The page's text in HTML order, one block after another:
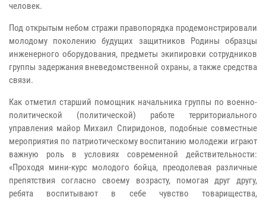
человек.
Под открытым небом стражи правопорядка продемонстрировали
молодому поколению будущих защитников Родины образцы
инженерного оборудования, предметы экипировки сотрудников
группы задержания вневедомственной охраны, а также средства
связи.
Как отметил старший помощник начальника группы по военно-
политической (политической) работе территориального
управления майор Михаил Спиридонов, подобные совместные
мероприятия по патриотическому воспитанию молодежи играют
важную роль в условиях современной действительности:
«Проходя мини-курс молодого бойца, преодолевая различные
препятствия согласно своему возрасту, помогая друг другу,
ребята воспитывают в себе чувство товарищества,